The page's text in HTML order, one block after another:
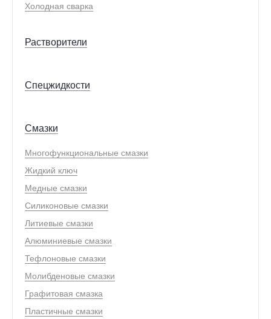
Холодная сварка
Растворители
Спецжидкости
Смазки
Многофункциональные смазки
Жидкий ключ
Медные смазки
Силиконовые смазки
Литиевые смазки
Алюминиевые смазки
Тефлоновые смазки
Молибденовые смазки
Графитовая смазка
Пластичные смазки